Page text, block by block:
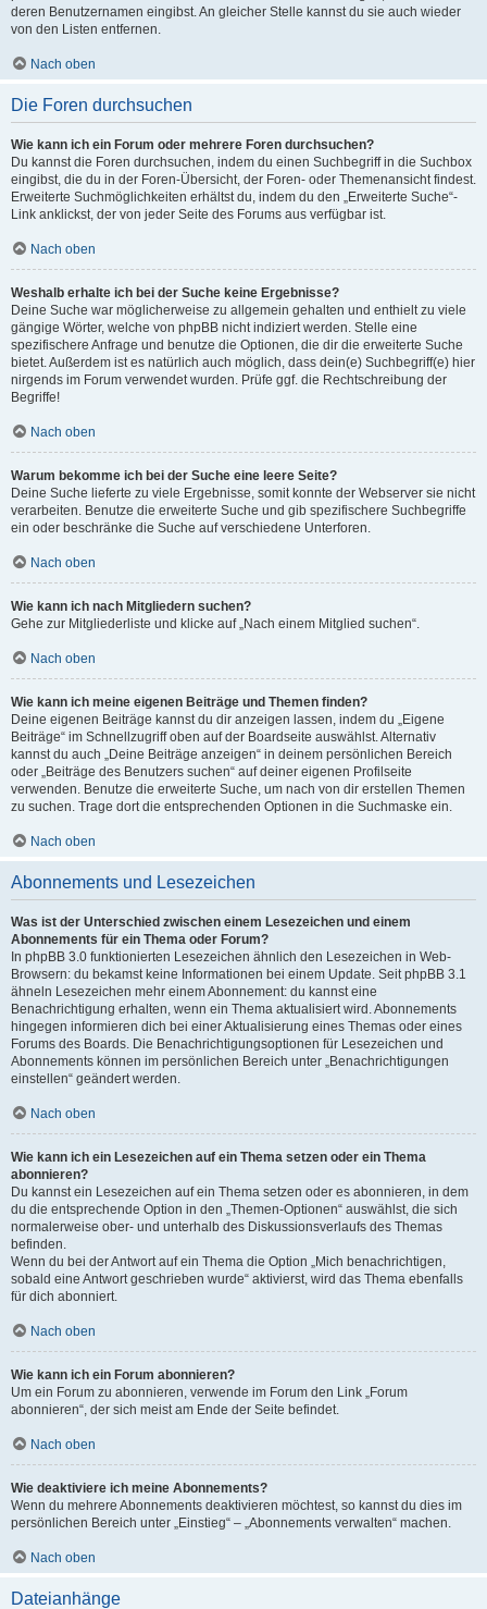
deren Benutzernamen eingibst. An gleicher Stelle kannst du sie auch wieder
von den Listen entfernen.
Nach oben
Die Foren durchsuchen
Wie kann ich ein Forum oder mehrere Foren durchsuchen?
Du kannst die Foren durchsuchen, indem du einen Suchbegriff in die Suchbox
eingibst, die du in der Foren-Übersicht, der Foren- oder Themenansicht findest.
Erweiterte Suchmöglichkeiten erhältst du, indem du den „Erweiterte Suche“-
Link anklickst, der von jeder Seite des Forums aus verfügbar ist.
Nach oben
Weshalb erhalte ich bei der Suche keine Ergebnisse?
Deine Suche war möglicherweise zu allgemein gehalten und enthielt zu viele
gängige Wörter, welche von phpBB nicht indiziert werden. Stelle eine
spezifischere Anfrage und benutze die Optionen, die dir die erweiterte Suche
bietet. Außerdem ist es natürlich auch möglich, dass dein(e) Suchbegriff(e) hier
nirgends im Forum verwendet wurden. Prüfe ggf. die Rechtschreibung der
Begriffe!
Nach oben
Warum bekomme ich bei der Suche eine leere Seite?
Deine Suche lieferte zu viele Ergebnisse, somit konnte der Webserver sie nicht
verarbeiten. Benutze die erweiterte Suche und gib spezifischere Suchbegriffe
ein oder beschränke die Suche auf verschiedene Unterforen.
Nach oben
Wie kann ich nach Mitgliedern suchen?
Gehe zur Mitgliederliste und klicke auf „Nach einem Mitglied suchen“.
Nach oben
Wie kann ich meine eigenen Beiträge und Themen finden?
Deine eigenen Beiträge kannst du dir anzeigen lassen, indem du „Eigene
Beiträge“ im Schnellzugriff oben auf der Boardseite auswählst. Alternativ
kannst du auch „Deine Beiträge anzeigen“ in deinem persönlichen Bereich
oder „Beiträge des Benutzers suchen“ auf deiner eigenen Profilseite
verwenden. Benutze die erweiterte Suche, um nach von dir erstellen Themen
zu suchen. Trage dort die entsprechenden Optionen in die Suchmaske ein.
Nach oben
Abonnements und Lesezeichen
Was ist der Unterschied zwischen einem Lesezeichen und einem
Abonnements für ein Thema oder Forum?
In phpBB 3.0 funktionierten Lesezeichen ähnlich den Lesezeichen in Web-
Browsern: du bekamst keine Informationen bei einem Update. Seit phpBB 3.1
ähneln Lesezeichen mehr einem Abonnement: du kannst eine
Benachrichtigung erhalten, wenn ein Thema aktualisiert wird. Abonnements
hingegen informieren dich bei einer Aktualisierung eines Themas oder eines
Forums des Boards. Die Benachrichtigungsoptionen für Lesezeichen und
Abonnements können im persönlichen Bereich unter „Benachrichtigungen
einstellen“ geändert werden.
Nach oben
Wie kann ich ein Lesezeichen auf ein Thema setzen oder ein Thema
abonnieren?
Du kannst ein Lesezeichen auf ein Thema setzen oder es abonnieren, in dem
du die entsprechende Option in den „Themen-Optionen“ auswählst, die sich
normalerweise ober- und unterhalb des Diskussionsverlaufs des Themas
befinden.
Wenn du bei der Antwort auf ein Thema die Option „Mich benachrichtigen,
sobald eine Antwort geschrieben wurde“ aktivierst, wird das Thema ebenfalls
für dich abonniert.
Nach oben
Wie kann ich ein Forum abonnieren?
Um ein Forum zu abonnieren, verwende im Forum den Link „Forum
abonnieren“, der sich meist am Ende der Seite befindet.
Nach oben
Wie deaktiviere ich meine Abonnements?
Wenn du mehrere Abonnements deaktivieren möchtest, so kannst du dies im
persönlichen Bereich unter „Einstieg“ – „Abonnements verwalten“ machen.
Nach oben
Dateianhänge